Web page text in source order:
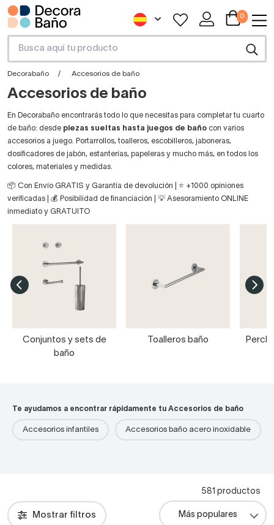
0
Decorabaño Accesorios de baño
Accesorios de baño
En Decorabaño encontrarás todo lo que necesitas para completar tu cuarto
de baño: desde piezas sueltas hasta juegos de baño con varios
accesorios a juego. Portarrollos, toalleros, escobilleros, jaboneras,
dosificadores de jabón, estanterías, papeleras y mucho más, en todos los
colores, materiales y medidas.
📦 Con Envío GRATIS y Garantía de devolución | ⭐ +1000 opiniones
verificadas | 💰 Posibilidad de financiación | 💡 Asesoramiento ONLINE
inmediato y GRATUITO
Conjuntos y sets de
baño
Toalleros baño
Te ayudamos a encontrar rápidamente tu Accesorios de baño
Accesorios infantiles Accesorios baño acero inoxidable
Mostrar filtros
581 productos